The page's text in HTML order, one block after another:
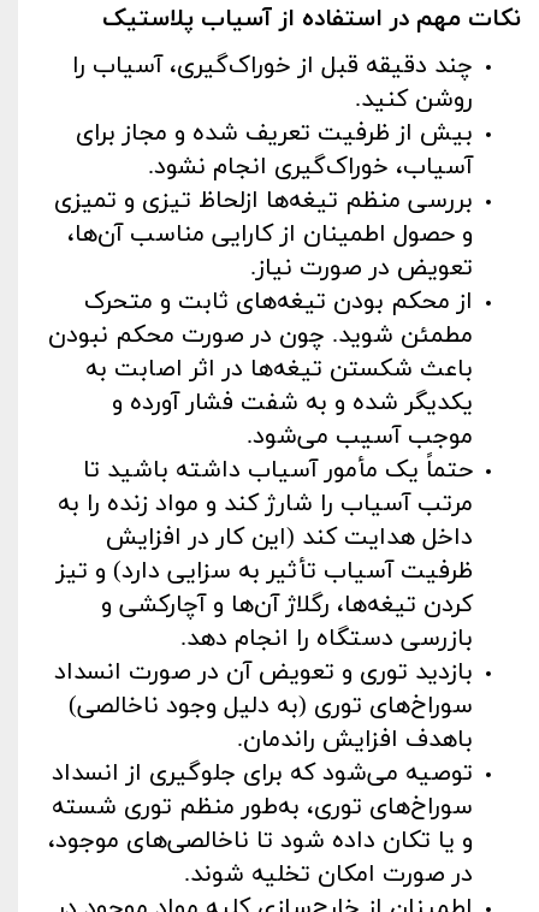
نکات مهم در استفاده از آسیاب‌ پلاستیک
چند دقیقه قبل از خوراک‌گیری، آسیاب را
روشن کنید.
بیش از ظرفیت تعریف ‌شده و مجاز برای
آسیاب، خوراک‌گیری انجام نشود.
بررسی منظم تیغه‌ها ازلحاظ تیزی و تمیزی
و حصول اطمینان از کارایی مناسب آن‌ها،
تعویض در صورت نیاز.
از محکم بودن تیغه‌های ثابت و متحرک
مطمئن شوید. چون در صورت محکم نبودن
باعث شکستن تیغه‌ها در اثر اصابت به
یکدیگر شده و به شفت فشار آورده و
موجب آسیب می‌شود.
حتماً یک مأمور آسیاب داشته باشید تا
مرتب آسیاب را شارژ کند و مواد زنده را به
داخل هدایت کند (این کار در افزایش
ظرفیت آسیاب تأثیر به سزایی دارد) و تیز
کردن تیغه‌ها، رگلاژ آن‌ها و آچارکشی و
بازرسی دستگاه را انجام دهد.
بازدید توری و تعویض آن در صورت انسداد
سوراخ‌های توری (به دلیل وجود ناخالصی)
باهدف افزایش راندمان.
توصیه می‌شود که برای جلوگیری از انسداد
سوراخ‌های توری، به‌طور منظم توری شسته
و یا تکان داده شود تا ناخالصی‌های موجود،
در صورت امکان تخلیه شوند.